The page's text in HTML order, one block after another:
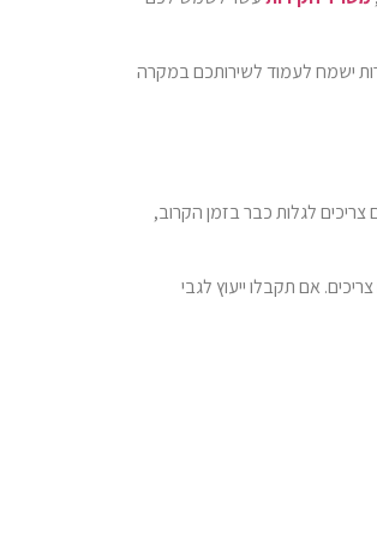
ישמח לעמוד לשירותכם במקרה
לגלות כבר בזמן הקרוב,
אם תקבלו ייעוץ לגבי